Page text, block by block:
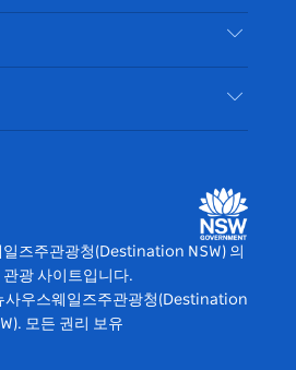
세요
광청(Destination NSW) 미디
Sydney)
즈주관광청(Destination NSW) 의
관광 사이트입니다.
사우스웨일즈주관광청(Destination
모든 권리 보유